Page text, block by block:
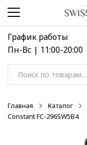
Перейти
навигации
Перейти
содержимому
График работы
Пн-Вс | 11:00-20:00
Искать:
Главная Каталог
Constant FC-296SW5B4
-30%